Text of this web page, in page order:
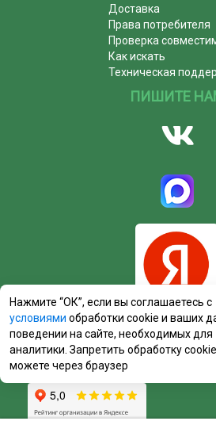
Доставка
Права потребителя
Проверка
Как искать
Техническая
ПИШИТЕ
Нажмите “ОК”, если вы соглашаетесь с
условиями обработки cookie и ваших
поведении на сайте, необходимых для
аналитики. Запретить обработку cookie
можете через браузер